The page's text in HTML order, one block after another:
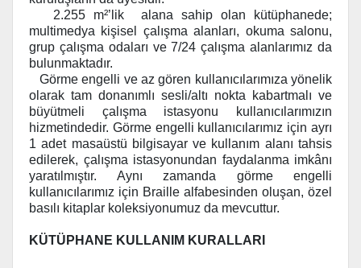
2.255 m²’lik alana sahip olan kütüphanede;
multimedya kişisel çalışma alanları, okuma salonu,
grup çalışma odaları ve 7/24 çalışma alanlarımız da
bulunmaktadır.
Görme engelli ve az gören kullanıcılarımıza yönelik
olarak tam donanımlı sesli/altı nokta kabartmalı ve
büyütmeli çalışma istasyonu kullanıcılarımızın
hizmetindedir. Görme engelli kullanıcılarımız için ayrı
1 adet masaüstü bilgisayar ve kullanım alanı tahsis
edilerek, çalışma istasyonundan faydalanma imkânı
yaratılmıştır. Aynı zamanda görme engelli
kullanıcılarımız için Braille alfabesinden oluşan, özel
basılı kitaplar koleksiyonumuz da mevcuttur.
KÜTÜPHANE KULLANIM KURALLARI